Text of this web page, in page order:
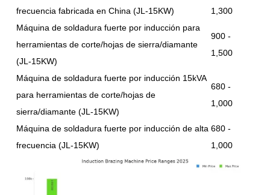
frecuencia fabricada en China (JL-15KW)
1,300
Máquina de soldadura fuerte por inducción para
herramientas de corte/hojas de sierra/diamante
(JL-15KW)
900 -
1,500
Máquina de soldadura fuerte por inducción 15kVA
para herramientas de corte/hojas de
sierra/diamante (JL-15KW)
680 -
1,000
Máquina de soldadura fuerte por inducción de alta
frecuencia (JL-15KW)
680 -
1,000